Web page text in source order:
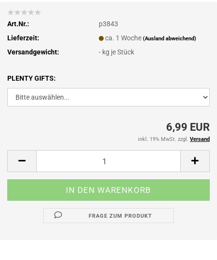
Art.Nr.:
p3843
Lieferzeit:
ca. 1 Woche(Ausland abweichend)
Versandgewicht: - kg je Stück
PLENTY GIFTS:
6,99 EUR
inkl. 19% MwSt. zzgl. Versand
FRAGE ZUM PRODUKT